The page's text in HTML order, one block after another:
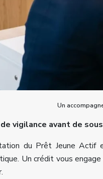
Un
vigilance avant de
du Prêt Jeune
Un crédit vous